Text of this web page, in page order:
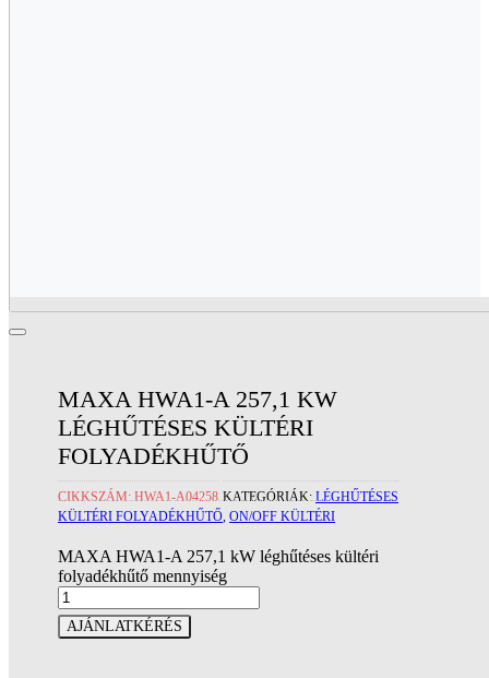
MAXA HWA1-A 257,1 KW
LÉGHŰTÉSES KÜLTÉRI
FOLYADÉKHŰTŐ
CIKKSZÁM:HWA1-A04258 KATEGÓRIÁK:LÉGHŰTÉSES
KÜLTÉRI FOLYADÉKHŰTŐ, ON/OFF KÜLTÉRI
MAXA HWA1-A 257,1 kW léghűtéses kültéri
folyadékhűtő mennyiség
AJÁNLATKÉRÉS